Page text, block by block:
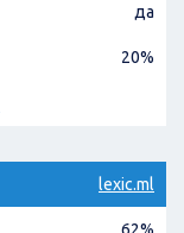
да
20%
lexic.ml
62%